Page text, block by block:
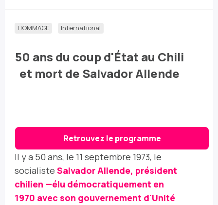
HOMMAGE International
50 ans du coup d'État au Chili
et mort de Salvador Allende
Retrouvez le programme
Il y a 50 ans, le 11 septembre 1973, le
socialiste Salvador Allende, président
chilien —élu démocratiquement en
1970 avec son gouvernement d'Unité